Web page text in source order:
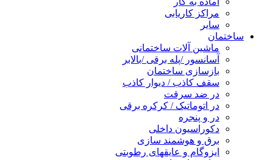
مراکز کاریابی
سایر
ساختمان
ماشین آلات ساختمانی
آسانسور /پله برقی /بالابر
بازسازی ساختمان
سقف کاذب / دیوار کاذب
در ضد سرقت
در اتوماتیک / کرکره برقی
در و پنجره
دکوراسیون داخلی
برق و هوشمند سازی
ایزوگام و عایقهای رطوبتی